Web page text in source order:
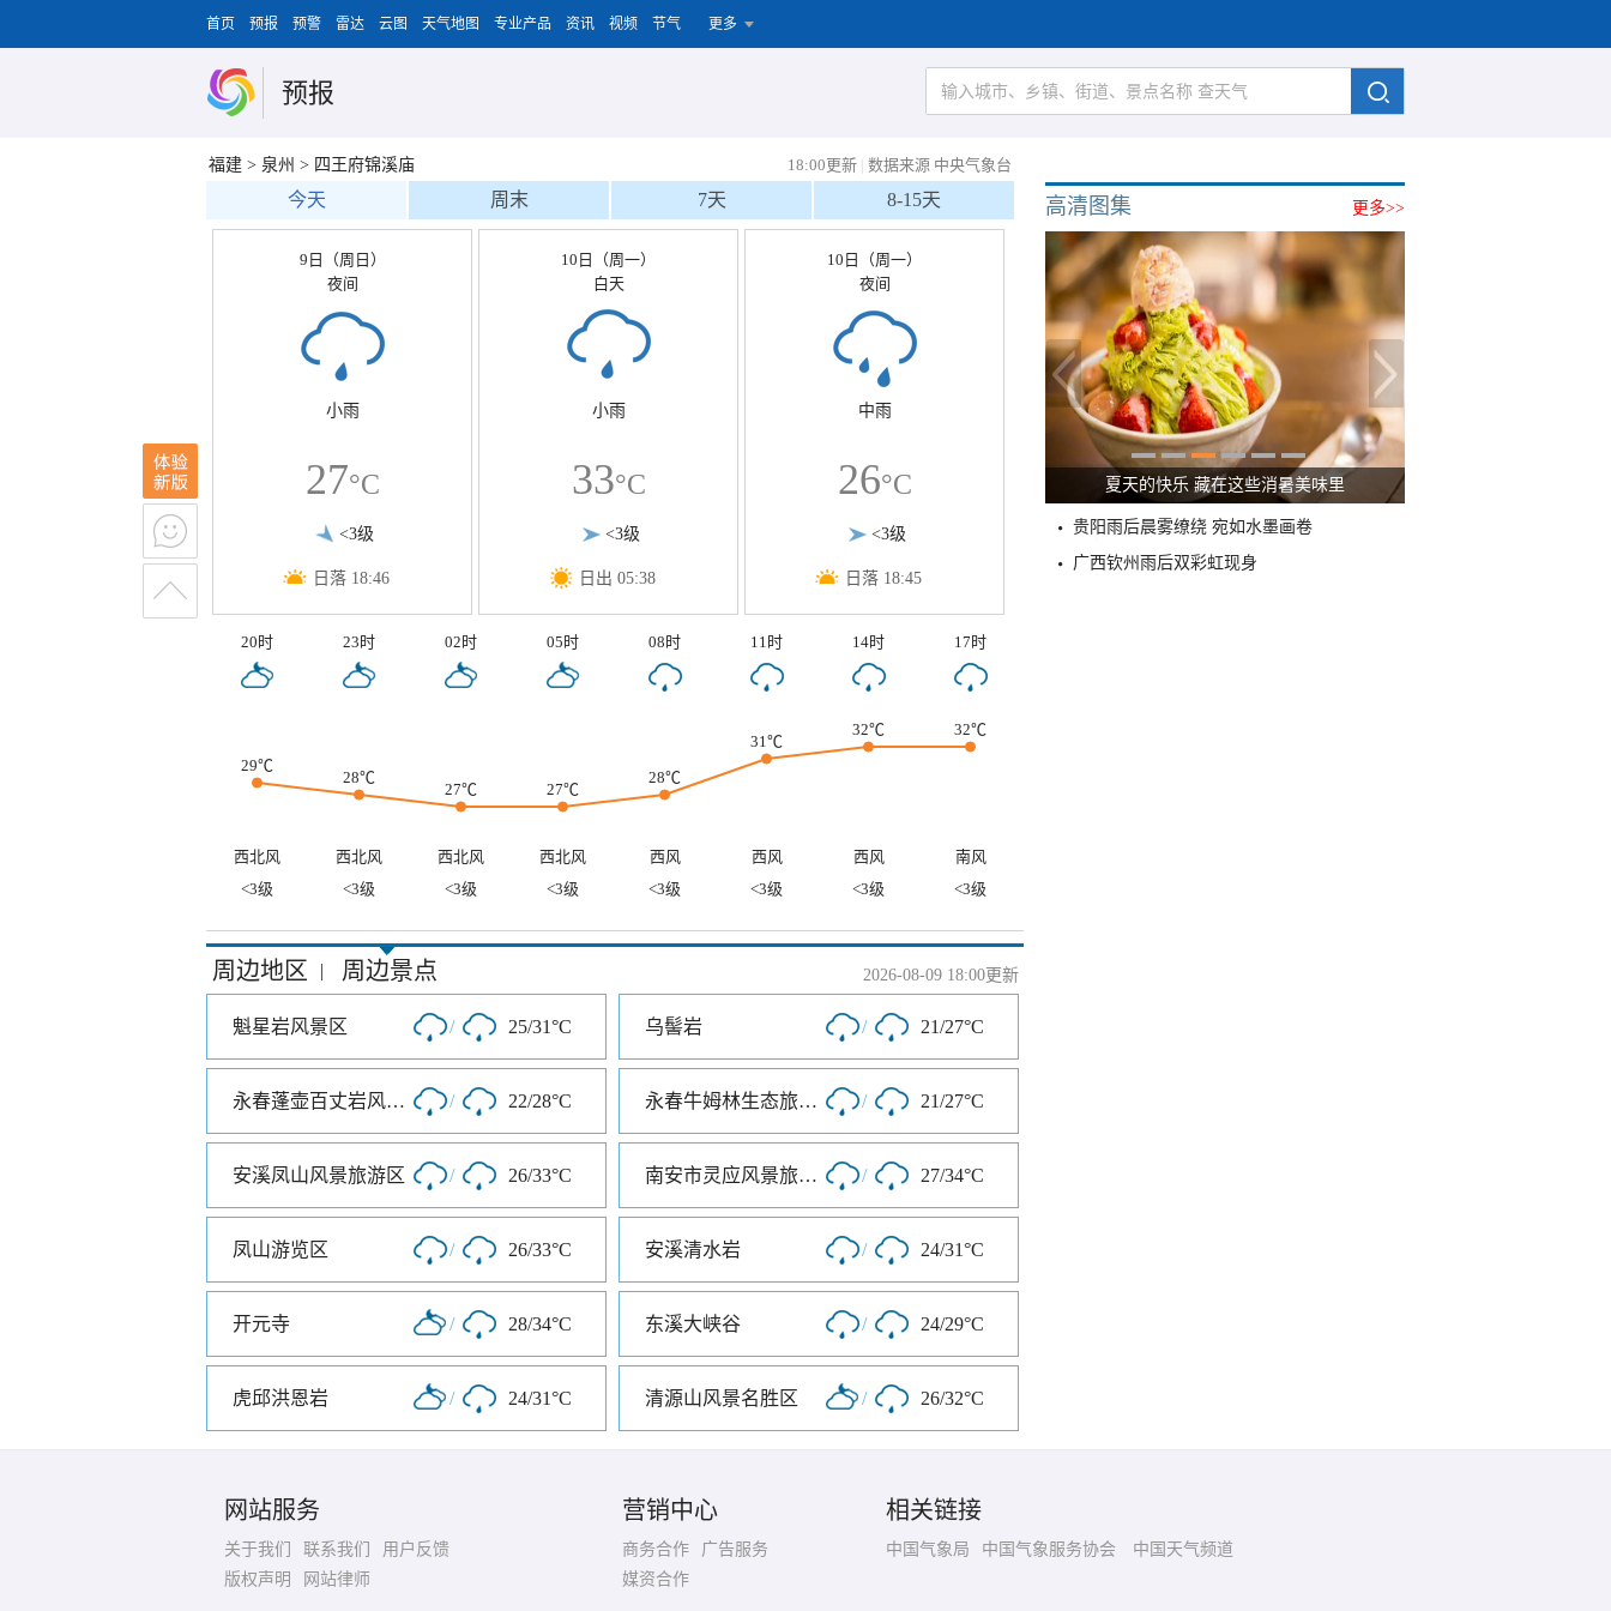
首页 预报 预警 雷达 云图 天气地图 专业产品 资讯 视频 节气 更多
预报
福建 > 泉州 > 四王府锦溪庙 18:00更新 | 数据来源 中央气象台
今天 周末 7天 8-15天
9日（周日）
夜间
小雨
27°C
<3级
日落 18:46
10日（周一）
白天
小雨
33°C
<3级
日出 05:38
10日（周一）
夜间
中雨
26°C
<3级
日落 18:45
20时 23时 02时 05时 08时 11时 14时 17时
29℃
28℃
27℃ 27℃
28℃
31℃
32℃ 32℃
西北风 西北风 西北风 西北风 西风 西风 西风
南风
<3级
<3级 <3级 <3级 <3级 <3级 <3级 <3级
周边地区 | 周边景点 2026-08-09 18:00更新
魁星岩风景区 / 25/31°C 乌髻岩 / 21/27°C
永春蓬壶百丈岩风景区 / 22/28°C 永春牛姆林生态旅游区 / 21/27°C
安溪凤山风景旅游区 / 26/33°C 南安市灵应风景旅游区 / 27/34°C
凤山游览区 / 26/33°C 安溪清水岩 / 24/31°C
开元寺 / 28/34°C 东溪大峡谷 / 24/29°C
虎邱洪恩岩 / 24/31°C 清源山风景名胜区 / 26/32°C
更多>>
高清图集
广西南宁：盛夏里的“绿野仙踪”
贵阳雨后晨雾缭绕 宛如水墨画卷
广西钦州雨后双彩虹现身
网站服务
关于我们 联系我们
用户反馈
版权声明
网站律师
营销中心
商务合作
广告服务
媒资合作
相关链接
中国气象局 中国气象服务协会 中国天气频道